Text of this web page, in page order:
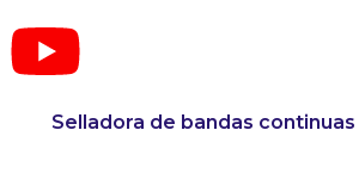
Selladora de bandas continuas